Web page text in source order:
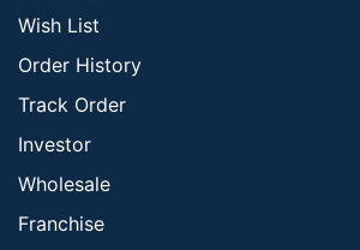
Wish List
Order History
Track Order
Investor
Wholesale
Franchise